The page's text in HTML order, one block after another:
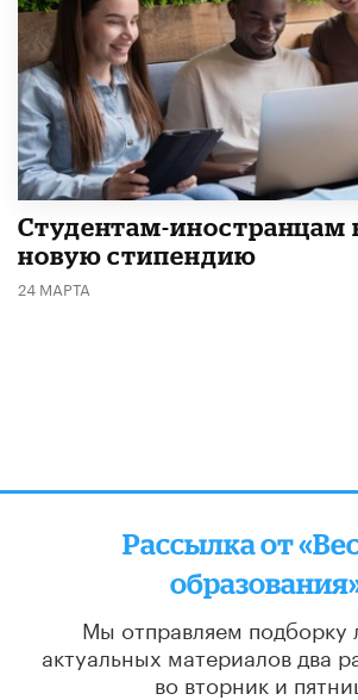
Студентам-иностранцам
новую стипендию
24 МАРТА
Рассылка от
Мы отправляем подборку
актуальных материалов два
во вторник и